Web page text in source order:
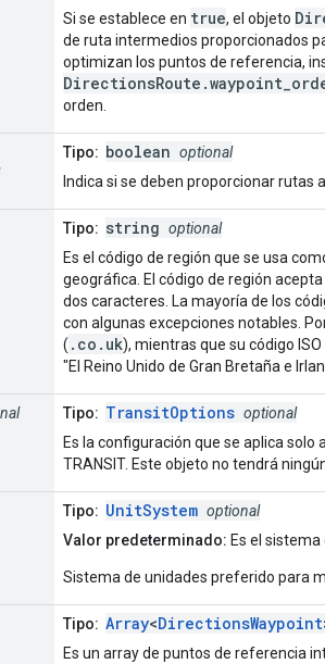
Si se establece en true, el objeto
de ruta intermedios proporcionados
optimizan los puntos de referencia,
orden.
Tipo: boolean optional
Indica si se deben proporcionar rutas
Tipo: string optional
Es el código de región que se usa
geográfica. El código de región
dos caracteres. La mayoría de los
con algunas excepciones notables.
( .co.uk), mientras que su código
"El Reino Unido de Gran Bretaña e
Tipo: TransitOptions optional
Es la configuración que se aplica solo
TRANSIT. Este objeto no tendrá
Tipo: UnitSystem optional
Valor predeterminado: Es el
Sistema de unidades preferido para
Tipo: Array<DirectionsWaypoint
Es un array de puntos de referencia